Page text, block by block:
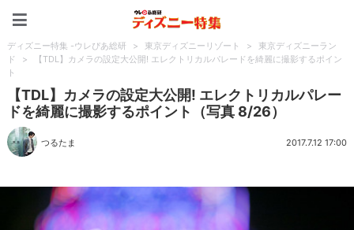
ディズニー特集 -ウレぴあ総研 > 東京ディズニーリゾート >
東京ディズニーラン
ド
>
【TDL】カメラの設定大公開! エレクトリカルパレードを綺麗に撮影するポイン
ト
【TDL】カメラの設定大公開! エレクトリカルパレー
ドを綺麗に撮影するポイント（写真 8/26）
つるたま 2017.7.12 17:00